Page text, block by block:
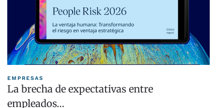
EMPRESAS
La brecha de expectativas entre
empleados…